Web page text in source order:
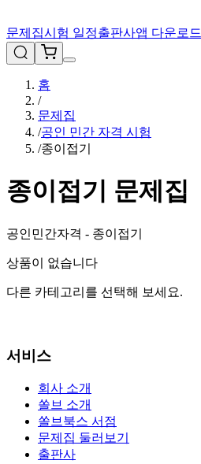
문제집시험 일정출판사앱 다운로드
홈
/
문제집
/공인 민간 자격 시험
/종이접기
종이접기 문제집
공인민간자격 - 종이접기
상품이 없습니다
다른 카테고리를 선택해 보세요.
서비스
회사 소개
쏠브 소개
쏠브북스 서점
문제집 둘러보기
출판사